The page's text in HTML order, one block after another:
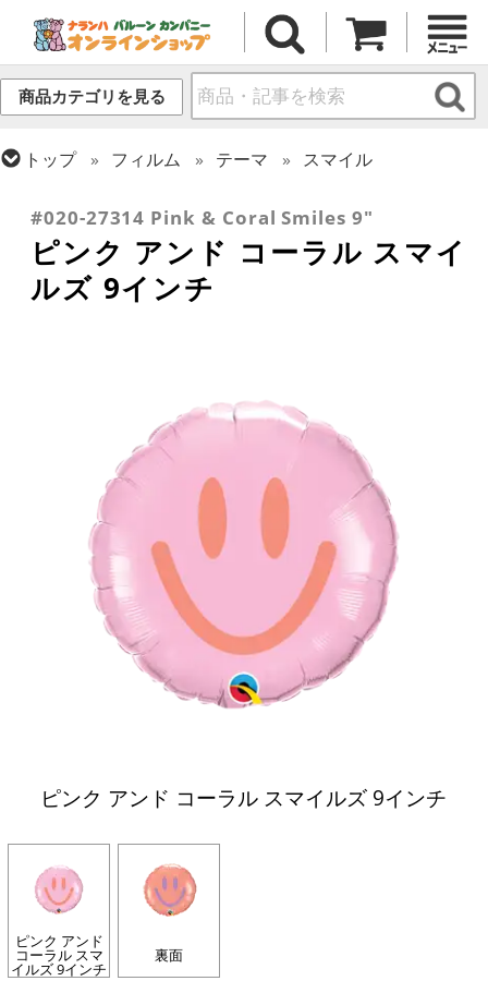
商品カテゴリを見る
トップ フィルム テーマ
スマイル
#020-27314 Pink & Coral Smiles 9"
ピンク アンド コーラル スマイ
ルズ 9インチ
ピンク アンド コーラル スマイルズ 9インチ
ピンク アンド
コーラル スマ
イルズ 9インチ
裏面